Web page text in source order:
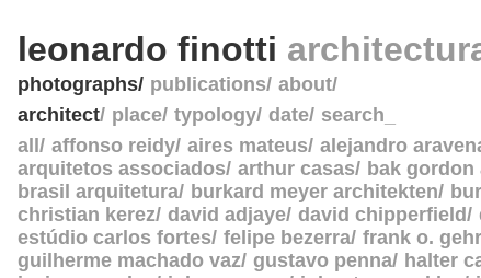
leonardo finotti
photographs publications about
architect place typology date search_
all
affonso reidy aires mateus alejandro
arquitetos associados arthur casas bak
brasil arquitetura
burkard meyer architekten
christian kerez david adjaye david chipperfield
estúdio carlos fortes felipe bezerra frank o.
guilherme machado vaz gustavo penna halter